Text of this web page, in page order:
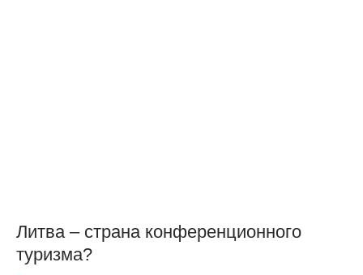
Литва – страна конференционного
туризма?